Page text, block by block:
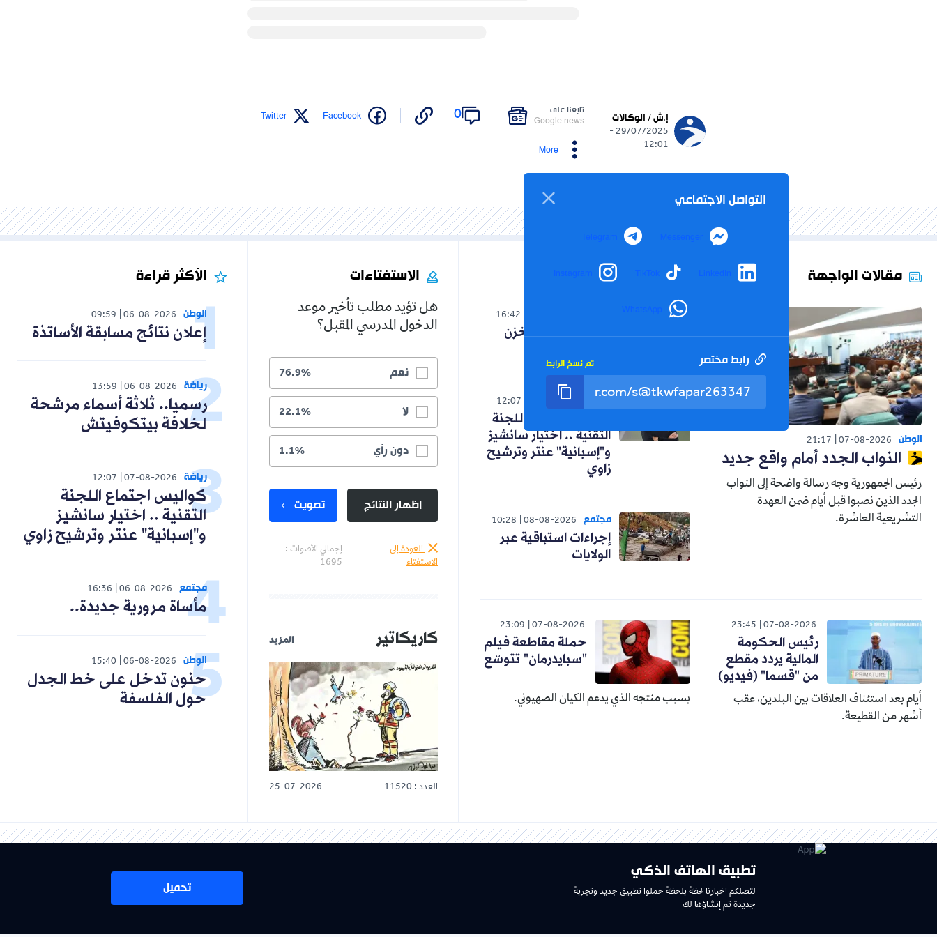
إ.ش / الوكالات
29/07/2025 -
12:01
تابعنا على
Google news
0
Facebook
Twitter
More
التواصل الاجتماعي
Messenger
Telegram
LinkedIn
TikTok
Instagram
WhatsApp
رابط مختصر تم نسخ الرابط
مقالات الواجهة
الوطن 07-08-2026
21:17
النواب الجدد أمام واقع جديد
رئيس الجمهورية وجه رسالة واضحة إلى النواب
الجدد الذين نصبوا قبل أيام ضمن العهدة
التشريعية العاشرة.
16:42
صدمة لنظام المخزن
رياضة 07-08-2026
12:07
كواليس اجتماع اللجنة
التقنية .. اختيار سانشيز
و"إسبانية" عنتر وترشيح
زاوي
مجتمع 08-08-2026
10:28
إجراءات استباقية عبر
الولايات
07-08-2026
23:45
رئيس الحكومة
المالية يردد مقطع
من "قسما" (فيديو)
أيام بعد استئناف العلاقات بين البلدين، عقب
أشهر من القطيعة.
07-08-2026
23:09
حملة مقاطعة فيلم
"سبايدرمان" تتوسّع
بسبب منتجه الذي يدعم الكيان الصهيوني.
الاستفتاءات
هل تؤيد مطلب تأخير موعد
الدخول المدرسي المقبل؟
نعم 76.9%
لا 22.1%
دون رأي 1.1%
إظهار النتائج تصويت
العودة إلى
الاستفتاء
إجمالي الأصوات :
1695
كاريكاتير المزيد
العدد : 11520 25-07-2026
الأكثر قراءة
الوطن 06-08-2026
09:59
إعلان نتائج مسابقة الأساتذة
رياضة 06-08-2026
13:59
رسميا.. ثلاثة أسماء مرشحة
لخلافة بيتكوفيتش
رياضة 07-08-2026
12:07
كواليس اجتماع اللجنة
التقنية .. اختيار سانشيز
و"إسبانية" عنتر وترشيح زاوي
مجتمع 06-08-2026
16:36
مأساة مرورية جديدة..
الوطن 06-08-2026
15:40
حنون تدخل على خط الجدل
حول الفلسفة
تطبيق الهاتف الذكي
لتصلكم اخبارنا لحظة بلحظة حملوا تطبيق جديد وتجربة
جديدة تم إنشاؤها لك
تحميل